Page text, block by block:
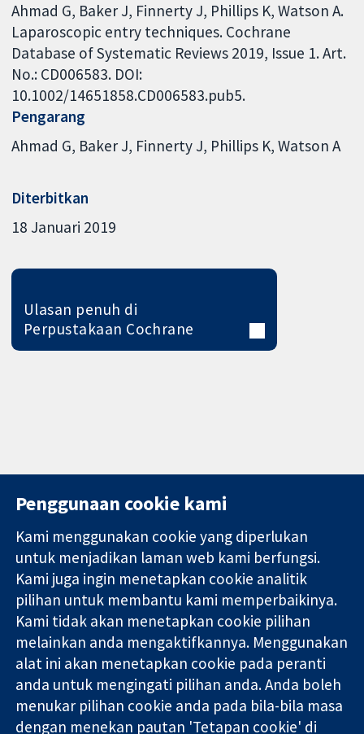
Ahmad G, Baker J, Finnerty J, Phillips K, Watson A.
Laparoscopic entry techniques. Cochrane
Database of Systematic Reviews 2019, Issue 1. Art.
No.: CD006583. DOI:
10.1002/14651858.CD006583.pub5.
Pengarang
Ahmad G Baker J Finnerty J Phillips K Watson A
Diterbitkan
18 Januari 2019
Ulasan penuh di
Perpustakaan Cochrane
Bukti yang
dipercayai.
keputusan
termaklum
Kesihatan yang
lebih baik
11-13 Cavendish
Square
London
W1G 0AN
United Kingdom
Hubungi kita
Berita
Pejabat
akhbar
Perihal Kami
Pekerjaan
Cochrane
Library
Penggunaan cookie kami
Kami menggunakan cookie yang diperlukan
untuk menjadikan laman web kami berfungsi.
Kami juga ingin menetapkan cookie analitik
pilihan untuk membantu kami memperbaikinya.
Kami tidak akan menetapkan cookie pilihan
melainkan anda mengaktifkannya. Menggunakan
alat ini akan menetapkan cookie pada peranti
anda untuk mengingati pilihan anda. Anda boleh
menukar pilihan cookie anda pada bila-bila masa
dengan menekan pautan 'Tetapan cookie' di